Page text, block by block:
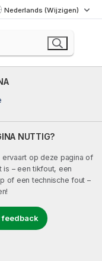
Nederlands (Wijzigen)
NUTTIG?
ervaart op deze pagina of
is – een tikfout, een
of een technische fout –
feedback